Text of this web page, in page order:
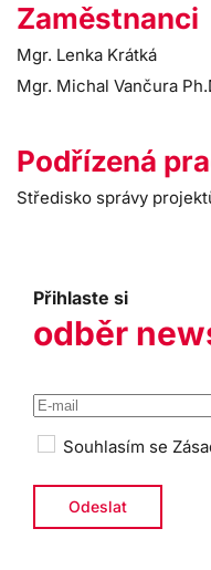
Zaměstnanci
Mgr. Lenka Krátká
Mgr. Michal Vančura
Podřízená
Středisko správy
Přihlaste si
odběr
Souhlasím se